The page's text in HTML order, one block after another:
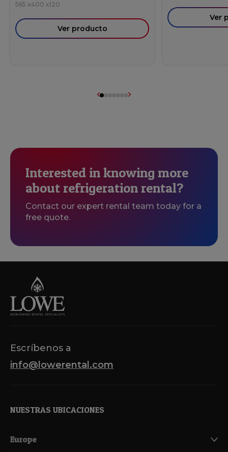
565 x400 x120
Ver producto
Ver
Interested in knowing more
about refrigeration rental?
Contact our expert rental team today for a
free quote.
Escríbenos a
info@lowerental.com
NUESTRAS UBICACIONES
Europe